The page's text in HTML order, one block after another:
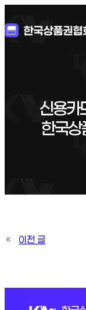
신용카
한국상
«
이전 글